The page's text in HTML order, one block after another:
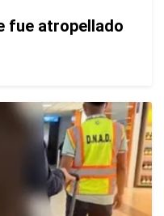
fue atropellado